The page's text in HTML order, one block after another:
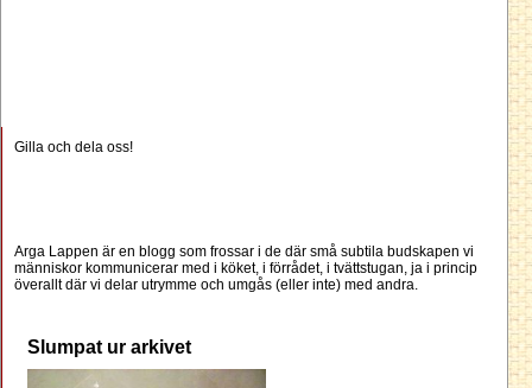
Gilla och dela oss!
Arga Lappen är en blogg som frossar i de där små subtila budskapen vi
människor kommunicerar med i köket, i förrådet, i tvättstugan, ja i princip
överallt där vi delar utrymme och umgås (eller inte) med andra.
Slumpat ur arkivet